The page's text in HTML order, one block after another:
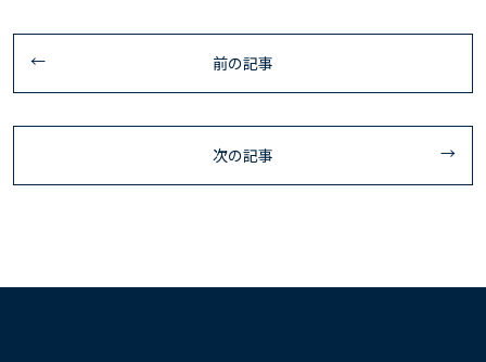
前の記事
次の記事